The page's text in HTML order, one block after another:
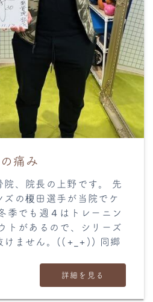
痛み
、院長の上野です。 先
ズの榎田選手が当院でケ
季でも週４はトレーニン
トがあるので、シリーズ
けません。((+_+)) 同郷
詳細を見る